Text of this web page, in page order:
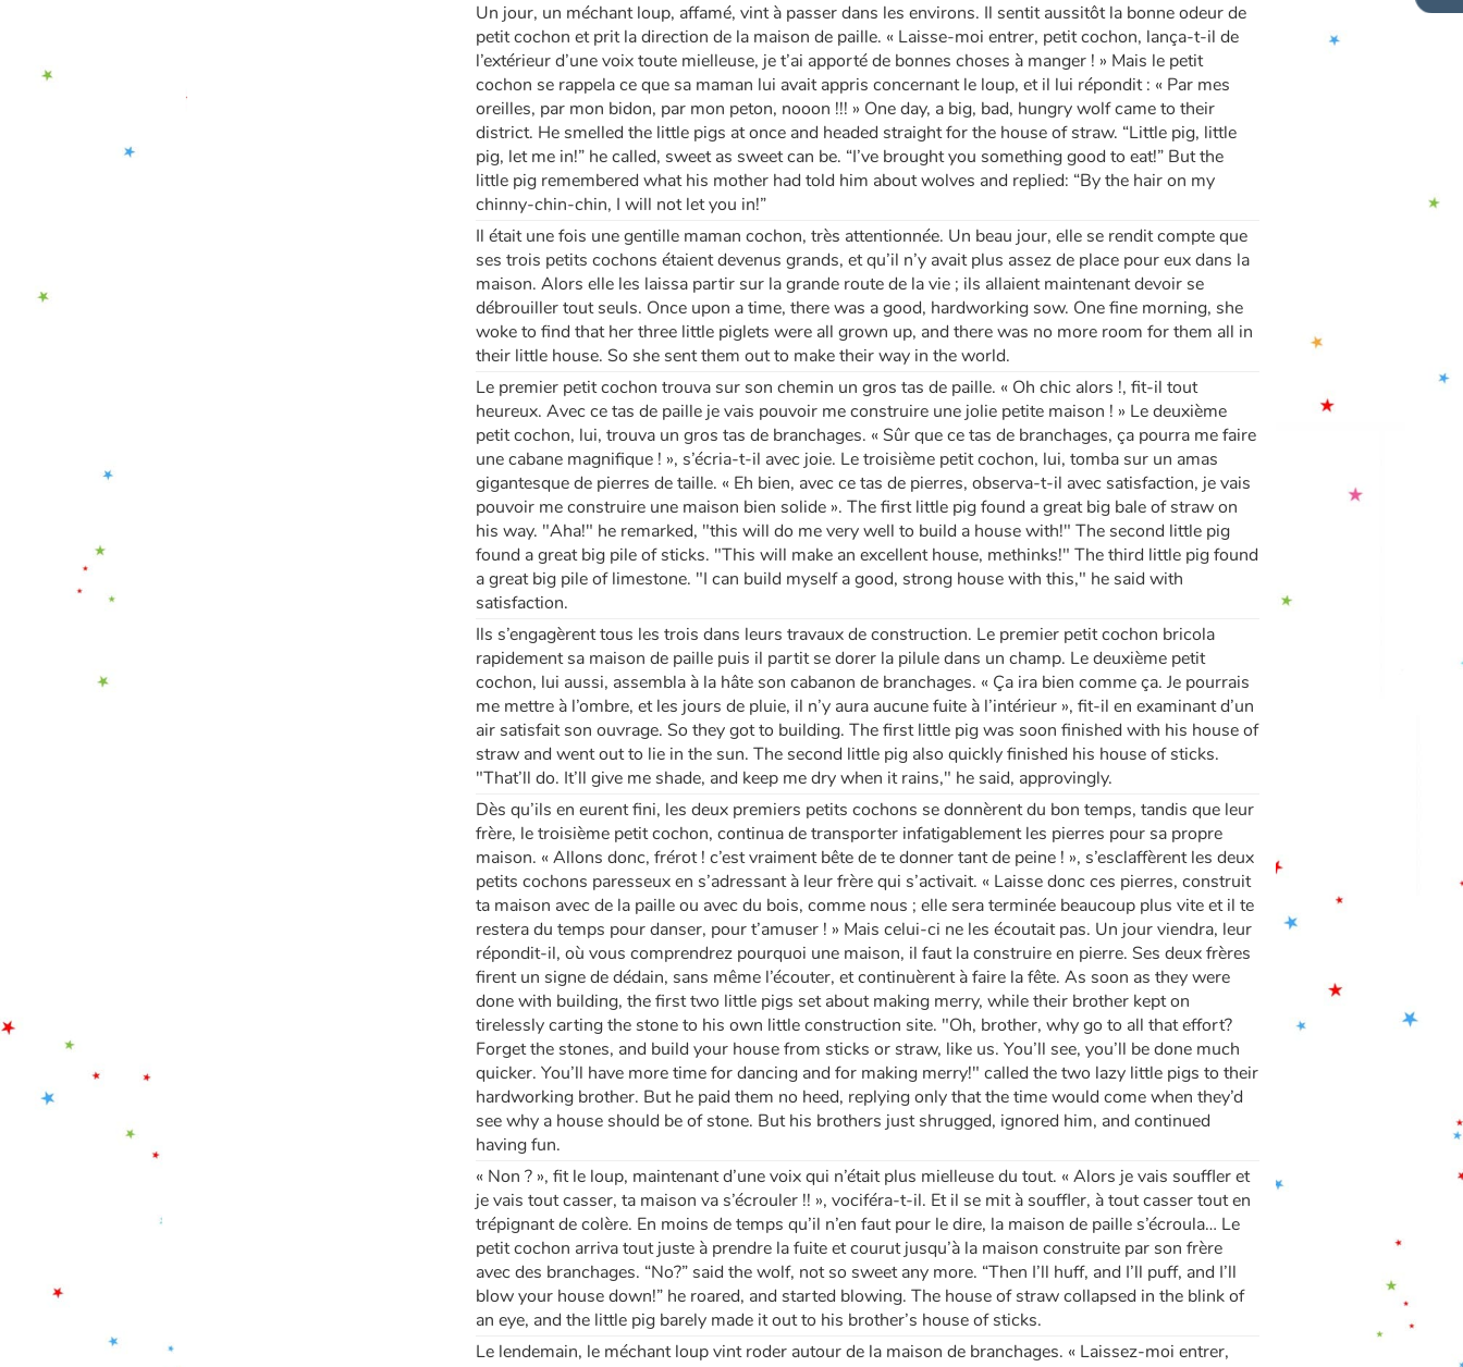
Un jour, un méchant loup, affamé, vint à passer dans les environs. Il sentit aussitôt la bonne odeur de
petit cochon et prit la direction de la maison de paille. « Laisse-moi entrer, petit cochon, lança-t-il de
l’extérieur d’une voix toute mielleuse, je t’ai apporté de bonnes choses à manger ! » Mais le petit
cochon se rappela ce que sa maman lui avait appris concernant le loup, et il lui répondit : « Par mes
oreilles, par mon bidon, par mon peton, nooon !!! » One day, a big, bad, hungry wolf came to their
district. He smelled the little pigs at once and headed straight for the house of straw. “Little pig, little
pig, let me in!” he called, sweet as sweet can be. “I’ve brought you something good to eat!” But the
little pig remembered what his mother had told him about wolves and replied: “By the hair on my
chinny-chin-chin, I will not let you in!”
Il était une fois une gentille maman cochon, très attentionnée. Un beau jour, elle se rendit compte que
ses trois petits cochons étaient devenus grands, et qu’il n’y avait plus assez de place pour eux dans la
maison. Alors elle les laissa partir sur la grande route de la vie ; ils allaient maintenant devoir se
débrouiller tout seuls. Once upon a time, there was a good, hardworking sow. One fine morning, she
woke to find that her three little piglets were all grown up, and there was no more room for them all in
their little house. So she sent them out to make their way in the world.
Le premier petit cochon trouva sur son chemin un gros tas de paille. « Oh chic alors !, fit-il tout
heureux. Avec ce tas de paille je vais pouvoir me construire une jolie petite maison ! » Le deuxième
petit cochon, lui, trouva un gros tas de branchages. « Sûr que ce tas de branchages, ça pourra me faire
une cabane magnifique ! », s’écria-t-il avec joie. Le troisième petit cochon, lui, tomba sur un amas
gigantesque de pierres de taille. « Eh bien, avec ce tas de pierres, observa-t-il avec satisfaction, je vais
pouvoir me construire une maison bien solide ». The first little pig found a great big bale of straw on
his way. "Aha!" he remarked, "this will do me very well to build a house with!" The second little pig
found a great big pile of sticks. "This will make an excellent house, methinks!" The third little pig found
a great big pile of limestone. "I can build myself a good, strong house with this," he said with
satisfaction.
Ils s’engagèrent tous les trois dans leurs travaux de construction. Le premier petit cochon bricola
rapidement sa maison de paille puis il partit se dorer la pilule dans un champ. Le deuxième petit
cochon, lui aussi, assembla à la hâte son cabanon de branchages. « Ça ira bien comme ça. Je pourrais
me mettre à l’ombre, et les jours de pluie, il n’y aura aucune fuite à l’intérieur », fit-il en examinant d’un
air satisfait son ouvrage. So they got to building. The first little pig was soon finished with his house of
straw and went out to lie in the sun. The second little pig also quickly finished his house of sticks.
"That’ll do. It’ll give me shade, and keep me dry when it rains," he said, approvingly.
Dès qu’ils en eurent fini, les deux premiers petits cochons se donnèrent du bon temps, tandis que leur
frère, le troisième petit cochon, continua de transporter infatigablement les pierres pour sa propre
maison. « Allons donc, frérot ! c’est vraiment bête de te donner tant de peine ! », s’esclaffèrent les deux
petits cochons paresseux en s’adressant à leur frère qui s’activait. « Laisse donc ces pierres, construit
ta maison avec de la paille ou avec du bois, comme nous ; elle sera terminée beaucoup plus vite et il te
restera du temps pour danser, pour t’amuser ! » Mais celui-ci ne les écoutait pas. Un jour viendra, leur
répondit-il, où vous comprendrez pourquoi une maison, il faut la construire en pierre. Ses deux frères
firent un signe de dédain, sans même l’écouter, et continuèrent à faire la fête. As soon as they were
done with building, the first two little pigs set about making merry, while their brother kept on
tirelessly carting the stone to his own little construction site. "Oh, brother, why go to all that effort?
Forget the stones, and build your house from sticks or straw, like us. You’ll see, you’ll be done much
quicker. You’ll have more time for dancing and for making merry!" called the two lazy little pigs to their
hardworking brother. But he paid them no heed, replying only that the time would come when they’d
see why a house should be of stone. But his brothers just shrugged, ignored him, and continued
having fun.
« Non ? », fit le loup, maintenant d’une voix qui n’était plus mielleuse du tout. « Alors je vais souffler et
je vais tout casser, ta maison va s’écrouler !! », vociféra-t-il. Et il se mit à souffler, à tout casser tout en
trépignant de colère. En moins de temps qu’il n’en faut pour le dire, la maison de paille s’écroula… Le
petit cochon arriva tout juste à prendre la fuite et courut jusqu’à la maison construite par son frère
avec des branchages. “No?” said the wolf, not so sweet any more. “Then I’ll huff, and I’ll puff, and I’ll
blow your house down!” he roared, and started blowing. The house of straw collapsed in the blink of
an eye, and the little pig barely made it out to his brother’s house of sticks.
Le lendemain, le méchant loup vint roder autour de la maison de branchages. « Laissez-moi entrer,